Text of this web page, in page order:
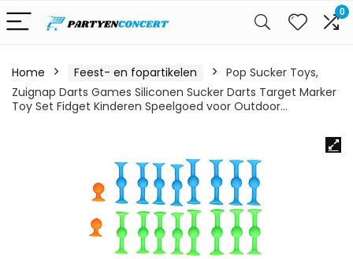
0
Home Feest- en fopartikelen
Pop Sucker Toys,
Zuignap Darts Games Siliconen Sucker Darts Target Marker
Toy Set Fidget Kinderen Speelgoed voor Outdoor…